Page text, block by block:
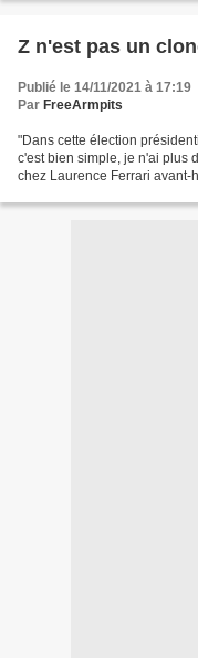
Z n'est pas un
Publié le 14/11/2021 à 17:19
Par FreeArmpits
"Dans cette élection
c'est bien simple, je n'ai plus
chez Laurence Ferrari avant-